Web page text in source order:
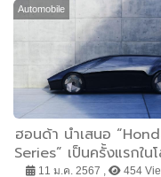
Automobile
ฮอนด้า นำเสนอ
Series” เป็นครั้งแรกใน
งาน CES 2024 นำโ
11 ม.ค. 2567 , 454